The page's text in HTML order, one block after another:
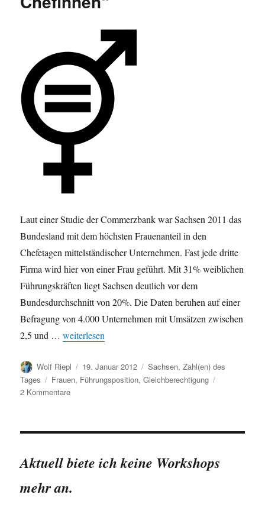
Laut einer Studie der Commerzbank war Sachsen 2011 das
Bundesland mit dem höchsten Frauenanteil in den
Chefetagen mittelständischer Unternehmen. Fast jede dritte
Firma wird hier von einer Frau geführt. Mit 31% weiblichen
Führungskräften liegt Sachsen deutlich vor dem
Bundesdurchschnitt von 20%. Die Daten beruhen auf einer
Befragung von 4.000 Unternehmen mit Umsätzen zwischen
2,5 und …„Frauen in Führungspositionen: „Sachsen hat die
weiterlesen
Autor
Wolf Riepl
Veröffentlicht
am
19. Januar 2012 Kategorien
Sachsen,Zahl(en) des
Tages
Schlagwörter
Frauen, Führungsposition,Gleichberechtigung
2 Kommentarezu
die
Chefinnen“
Aktuell biete ich keine Workshops
mehr an.